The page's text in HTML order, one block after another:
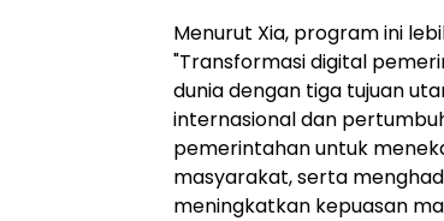
Menurut Xia, program ini
"Transformasi digital
dunia dengan tiga tujuan
internasional dan
pemerintahan untuk
masyarakat, serta
meningkatkan kepuasan